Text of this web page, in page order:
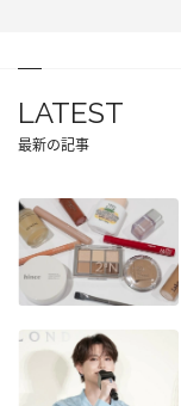
LATEST
最新の記事